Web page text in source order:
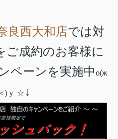
良西大和店では対
ご成約のお客様に
ペーンを実施中о(ж
)ｙ ☆ ↓